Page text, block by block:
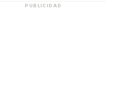
PUBLICIDAD